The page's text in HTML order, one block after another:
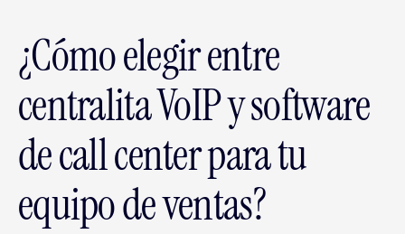
¿Cómo elegir entre
centralita VoIP y software
de call center para tu
equipo de ventas?